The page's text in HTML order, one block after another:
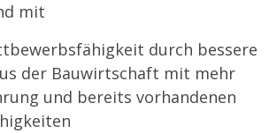
mit
durch bessere
der Bauwirtschaft mit mehr
und bereits vorhandenen